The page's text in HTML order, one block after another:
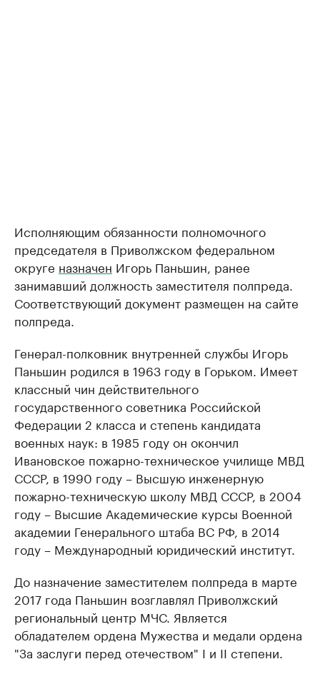
Исполняющим обязанности полномочного
председателя в Приволжском федеральном
округе назначен Игорь Паньшин, ранее
занимавший должность заместителя полпреда.
Соответствующий документ размещен на сайте
полпреда.
Генерал-полковник внутренней службы Игорь
Паньшин родился в 1963 году в Горьком. Имеет
классный чин действительного
государственного советника Российской
Федерации 2 класса и степень кандидата
военных наук: в 1985 году он окончил
Ивановское пожарно-техническое училище МВД
СССР, в 1990 году – Высшую инженерную
пожарно-техническую школу МВД СССР, в 2004
году – Высшие Академические курсы Военной
академии Генерального штаба ВС РФ, в 2014
году – Международный юридический институт.
До назначение заместителем полпреда в марте
2017 года Паньшин возглавлял Приволжский
региональный центр МЧС. Является
обладателем ордена Мужества и медали ордена
"За заслуги перед отечеством" I и II степени.